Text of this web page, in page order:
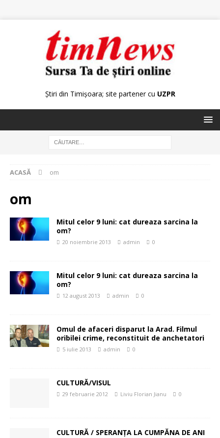
Știri din Timișoara; site partener cu UZPR
ACASĂ om
om
Mitul celor 9 luni: cat dureaza sarcina la
om?
20 noiembrie 2013 admin 0
Mitul celor 9 luni: cat dureaza sarcina la
om?
12 august 2013 admin 0
Omul de afaceri disparut la Arad. Filmul
oribilei crime, reconstituit de anchetatori
5 iulie 2013 admin 0
CULTURĂ/VISUL
29 februarie 2012 Liviu Florian Jianu 0
CULTURĂ / SPERANŢA LA CUMPĂNA DE ANI